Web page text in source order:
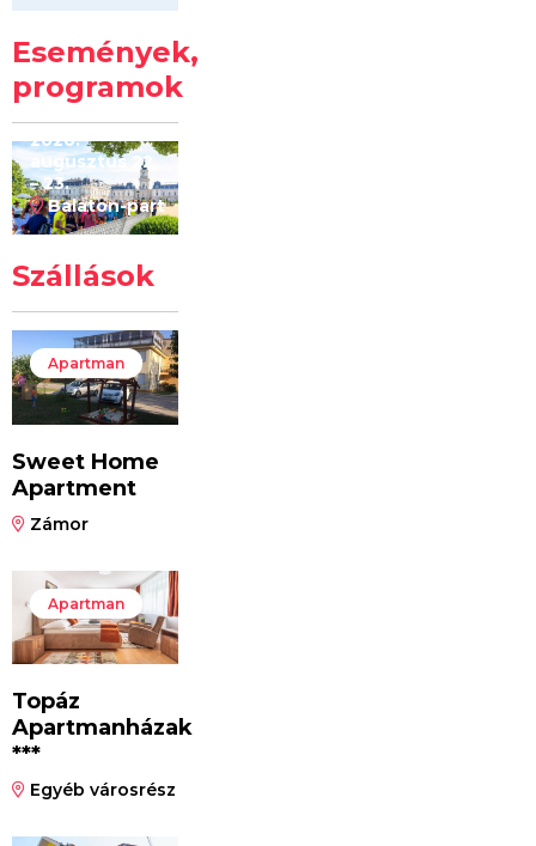
Események,
programok
Kilóméterek
2026
2026.
augusztus 22
– 23.
Balaton-part
Szállások
Apartman
Sweet Home
Apartment
Zámor
Apartman
Topáz
Apartmanházak
***
Egyéb városrész